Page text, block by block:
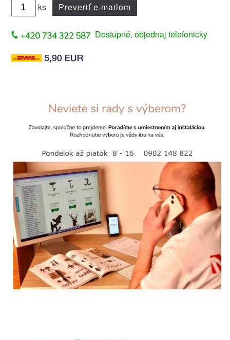
ks Preveriť e-mailom
Dostupné, objednaj telefonicky